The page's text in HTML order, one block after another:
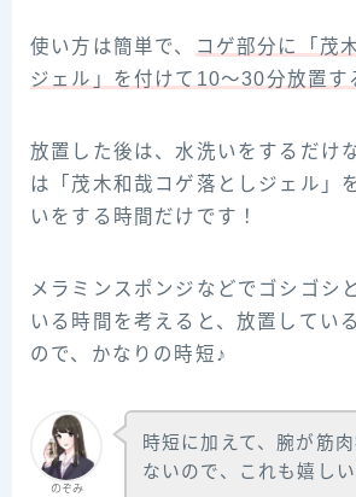
使い方は簡単で、
コゲ部分に「茂
ジェル」を付けて10〜30分放置す
放置した後は、水洗いをするだけ
は「茂木和哉コゲ落としジェル」
いをする時間だけです！
メラミンスポンジなどでゴシゴシ
いる時間を考えると、放置してい
ので、かなりの時短♪
のぞみ
時短に加えて、腕が筋
ないので、これも嬉しい